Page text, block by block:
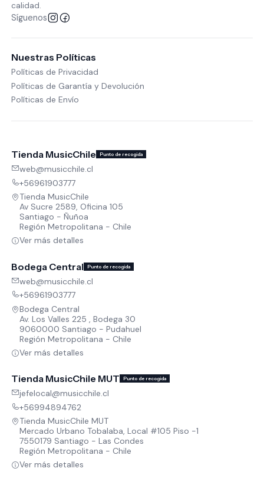
calidad.
Síguenos
Nuestras Políticas
Políticas de Privacidad
Políticas de Garantía y Devolución
Políticas de Envío
Tienda MusicChile Punto de recogida
web@musicchile.cl
+56961903777
Tienda MusicChile
Av Sucre 2589, Oficina 105
Santiago - Ñuñoa
Región Metropolitana - Chile
Ver más detalles
Bodega Central Punto de recogida
web@musicchile.cl
+56961903777
Bodega Central
Av. Los Valles 225 , Bodega 30
9060000 Santiago - Pudahuel
Región Metropolitana - Chile
Ver más detalles
Tienda MusicChile MUT Punto de recogida
jefelocal@musicchile.cl
+56994894762
Tienda MusicChile MUT
Mercado Urbano Tobalaba, Local #105 Piso -1
7550179 Santiago - Las Condes
Región Metropolitana - Chile
Ver más detalles